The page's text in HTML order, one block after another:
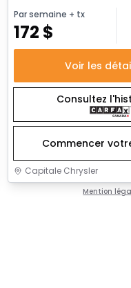
Par semaine + tx
172 $
Voir les
Consultez
Commencer
Capitale Chrysler
Mention